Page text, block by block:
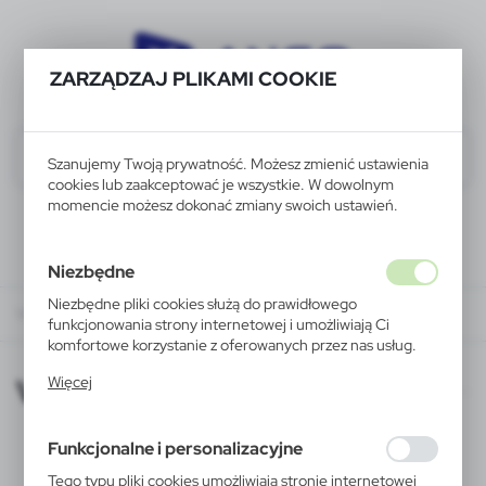
ZARZĄDZAJ PLIKAMI COOKIE
Szanujemy Twoją prywatność. Możesz zmienić ustawienia
cookies lub zaakceptować je wszystkie. W dowolnym
momencie możesz dokonać zmiany swoich ustawień.
Niezbędne
Niezbędne pliki cookies służą do prawidłowego
funkcjonowania strony internetowej i umożliwiają Ci
komfortowe korzystanie z oferowanych przez nas usług.
działania w celu m.in. dostosowania Twoich ustawień
korzystasz, może działać bez zakłóceń.
Więcej
Funkcjonalne i personalizacyjne
Tego typu pliki cookies umożliwiają stronie internetowej
VOYAGER 2015-09-16
VOYAGER 2015-09-16